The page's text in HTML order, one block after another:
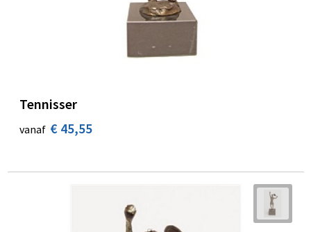
Tennisser
vanaf € 45,55